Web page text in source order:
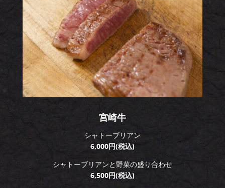
宮崎牛
シャトーブリアン
6,000円(税込)
シャトーブリアンと野菜の盛り合わせ
6,500円(税込)